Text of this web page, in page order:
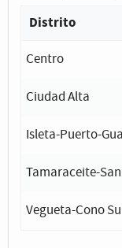
Distrito
Centro
Ciudad Alta
Isleta-Puerto-
Tamaraceite-
Vegueta-Cono